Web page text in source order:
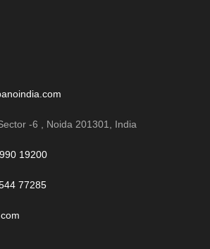
-6 , Noida 201301, India
19200
77285